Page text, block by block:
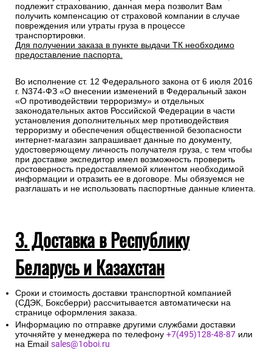
подлежит страхованию, данная мера позволит Вам
получить компенсацию от страховой компании в случае
повреждения или утраты груза в процессе
транспортировки.
Для получении заказа в пункте выдачи ТК необходимо
предоставление паспорта.
Во исполнение ст. 12 Федерального закона от 6 июля 2016
г. N374-ФЗ «О внесении изменений в Федеральный закон
«О противодействии терроризму» и отдельных
законодательных актов Российской Федерации в части
установления дополнительных мер противодействия
терроризму и обеспечения общественной безопасности
интернет-магазин запрашивает данные по документу,
удостоверяющему личность получателя груза, с тем чтобы
при доставке экспедитор имел возможность проверить
достоверность предоставляемой клиентом необходимой
информации и отразить ее в договоре. Мы обязуемся не
разглашать и не использовать паспортные данные клиента.
3. Доставка в Республику
Беларусь и Казахстан
Сроки и стоимость доставки транспортной компанией
(СДЭК, Боксберри) рассчитывается автоматически на
странице оформления заказа.
Информацию по отправке другими службами доставки
уточняйте у менеджера по телефону +7(495)128-48-87 или
на Email sales@1oboi.ru